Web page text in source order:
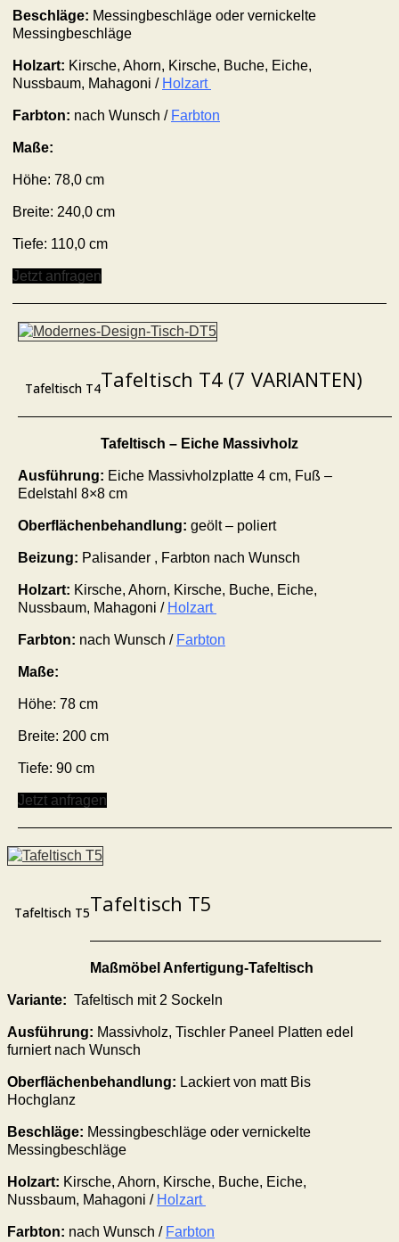
Beschläge: Messingbeschläge oder vernickelte
Messingbeschläge
Holzart: Kirsche, Ahorn, Kirsche, Buche, Eiche,
Nussbaum, Mahagoni / Holzart
Farbton: nach Wunsch / Farbton
Maße:
Höhe: 78,0 cm
Breite: 240,0 cm
Tiefe: 110,0 cm
Jetzt anfragen
Tafeltisch T4Tafeltisch T4 (7 VARIANTEN)
Tafeltisch – Eiche Massivholz
Ausführung: Eiche Massivholzplatte 4 cm, Fuß –
Edelstahl 8×8 cm
Oberflächenbehandlung: geölt – poliert
Beizung: Palisander , Farbton nach Wunsch
Holzart: Kirsche, Ahorn, Kirsche, Buche, Eiche,
Nussbaum, Mahagoni / Holzart
Farbton: nach Wunsch / Farbton
Maße:
Höhe: 78 cm
Breite: 200 cm
Tiefe: 90 cm
Jetzt anfragen
Tafeltisch T5Tafeltisch T5
Maßmöbel Anfertigung-Tafeltisch
Variante: Tafeltisch mit 2 Sockeln
Ausführung: Massivholz, Tischler Paneel Platten edel
furniert nach Wunsch
Oberflächenbehandlung: Lackiert von matt Bis
Hochglanz
Beschläge: Messingbeschläge oder vernickelte
Messingbeschläge
Holzart: Kirsche, Ahorn, Kirsche, Buche, Eiche,
Nussbaum, Mahagoni / Holzart
Farbton: nach Wunsch / Farbton